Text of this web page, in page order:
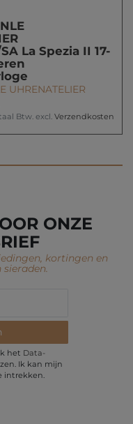
La Spezia II 17-
UHRENATELIER
Btw. excl. Verzendkosten
ONZE
kortingen en
sieraden.
het Data­
Ik kan mijn
intrekken.